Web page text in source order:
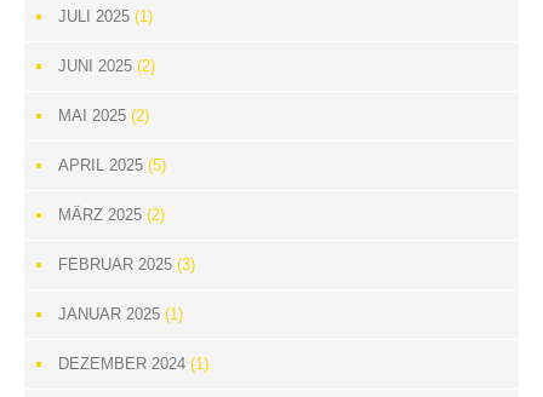
JULI 2025 (1)
JUNI 2025 (2)
MAI 2025 (2)
APRIL 2025 (5)
MÄRZ 2025 (2)
FEBRUAR 2025 (3)
JANUAR 2025 (1)
DEZEMBER 2024 (1)